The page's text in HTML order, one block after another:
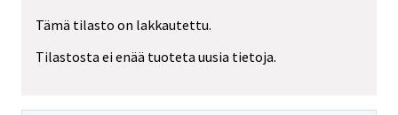
Tämä tilasto on lakkautettu.
Tilastosta ei enää tuoteta uusia tietoja.